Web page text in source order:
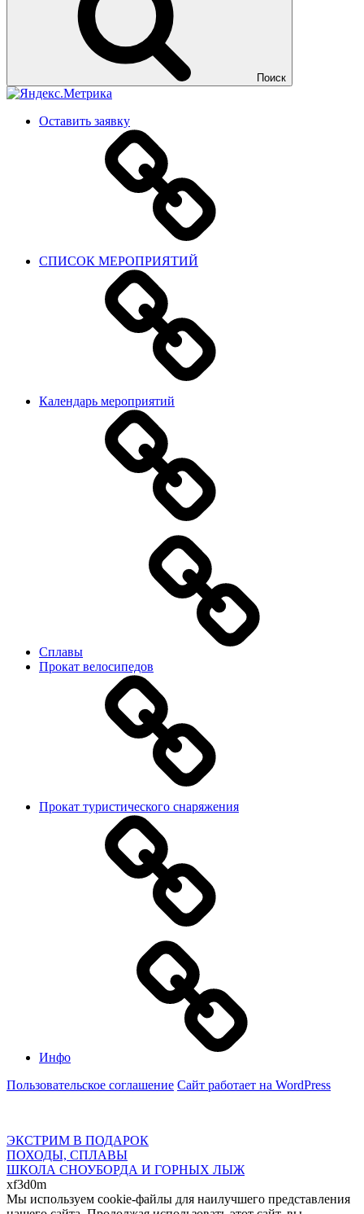
Поиск
Оставить заявку
СПИСОК МЕРОПРИЯТИЙ
Календарь мероприятий
Сплавы
Прокат велосипедов
Прокат туристического снаряжения
Инфо
Пользовательское соглашение Сайт работает на WordPress
ЭКСТРИМ В ПОДАРОК
ПОХОДЫ, СПЛАВЫ
ШКОЛА СНОУБОРДА И ГОРНЫХ ЛЫЖ
xf3d0m
Мы используем cookie-файлы для наилучшего представления